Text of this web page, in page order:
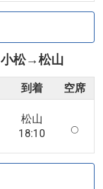
小松→松山
到着 空席
松山
18:10